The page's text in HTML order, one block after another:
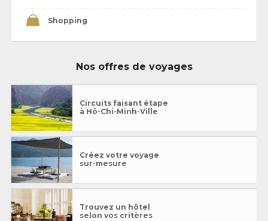
Shopping
Nos offres de voyages
Circuits faisant étape
à Hô-Chi-Minh-Ville
Créez votre voyage
sur-mesure
Trouvez un hôtel
selon vos critères